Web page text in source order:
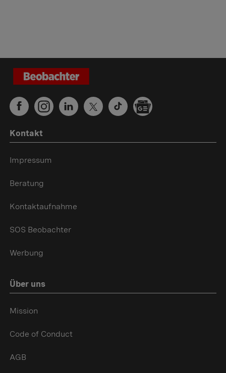
Kontakt
Impressum
Beratung
Kontaktaufnahme
SOS Beobachter
Werbung
Über uns
Mission
Code of Conduct
AGB